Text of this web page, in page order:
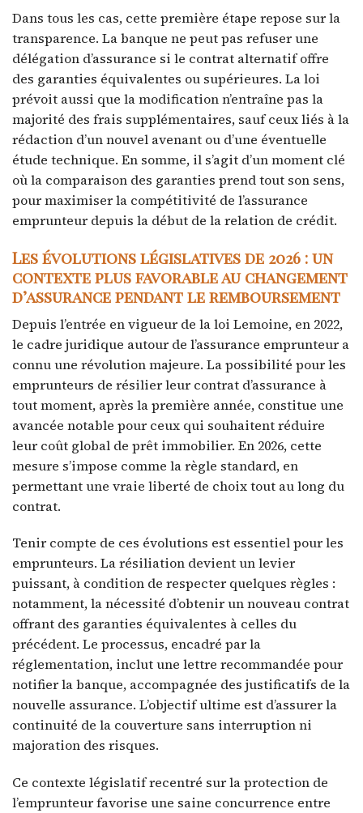
Dans tous les cas, cette première étape repose sur la
transparence. La banque ne peut pas refuser une
délégation d’assurance si le contrat alternatif offre
des garanties équivalentes ou supérieures. La loi
prévoit aussi que la modification n’entraîne pas la
majorité des frais supplémentaires, sauf ceux liés à la
rédaction d’un nouvel avenant ou d’une éventuelle
étude technique. En somme, il s’agit d’un moment clé
où la comparaison des garanties prend tout son sens,
pour maximiser la compétitivité de l’assurance
emprunteur depuis la début de la relation de crédit.
Les évolutions législatives de 2026 : un
contexte plus favorable au changement
d’assurance pendant le remboursement
Depuis l’entrée en vigueur de la loi Lemoine, en 2022,
le cadre juridique autour de l’assurance emprunteur a
connu une révolution majeure. La possibilité pour les
emprunteurs de résilier leur contrat d’assurance à
tout moment, après la première année, constitue une
avancée notable pour ceux qui souhaitent réduire
leur coût global de prêt immobilier. En 2026, cette
mesure s’impose comme la règle standard, en
permettant une vraie liberté de choix tout au long du
contrat.
Tenir compte de ces évolutions est essentiel pour les
emprunteurs. La résiliation devient un levier
puissant, à condition de respecter quelques règles :
notamment, la nécessité d’obtenir un nouveau contrat
offrant des garanties équivalentes à celles du
précédent. Le processus, encadré par la
réglementation, inclut une lettre recommandée pour
notifier la banque, accompagnée des justificatifs de la
nouvelle assurance. L’objectif ultime est d’assurer la
continuité de la couverture sans interruption ni
majoration des risques.
Ce contexte législatif recentré sur la protection de
l’emprunteur favorise une saine concurrence entre